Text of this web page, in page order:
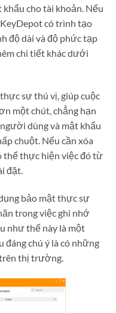
cho tài khoản. Nếu
có trình tạo
độ dài và độ phức tạp
chi tiết khác dưới
sự thú vị, giúp cuộc
một chút, chẳng hạn
dùng và mật khẩu
chuột. Nếu cần xóa
thể thực hiện việc đó từ
đặt.
bảo mật thực sự
trong việc ghi nhớ
như thế này là một
chú ý là có những
thị trường.